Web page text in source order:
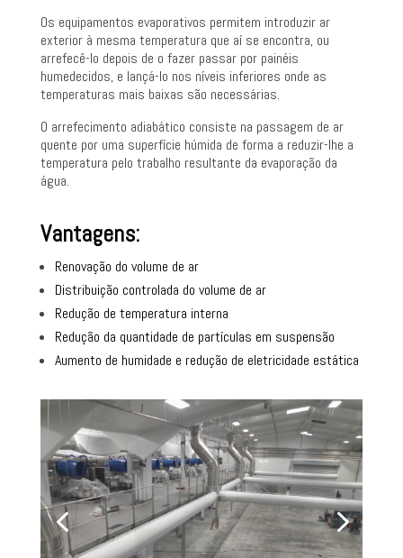
Os equipamentos evaporativos permitem introduzir ar
exterior à mesma temperatura que aí se encontra, ou
arrefecê-lo depois de o fazer passar por painéis
humedecidos, e lançá-lo nos níveis inferiores onde as
temperaturas mais baixas são necessárias.
O arrefecimento adiabático consiste na passagem de ar
quente por uma superfície húmida de forma a reduzir-lhe a
temperatura pelo trabalho resultante da evaporação da
água.
Vantagens:
Renovação do volume de ar
Distribuição controlada do volume de ar
Redução de temperatura interna
Redução da quantidade de partículas em suspensão
Aumento de humidade e redução de eletricidade estática